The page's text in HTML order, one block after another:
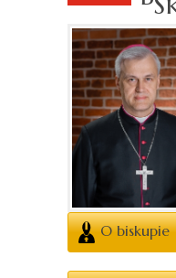
O biskupie